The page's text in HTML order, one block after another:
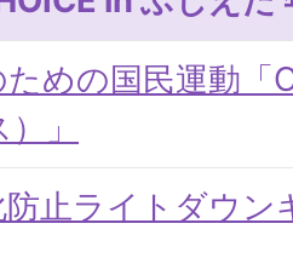
めの国民運動「
」
防止ライトダウ